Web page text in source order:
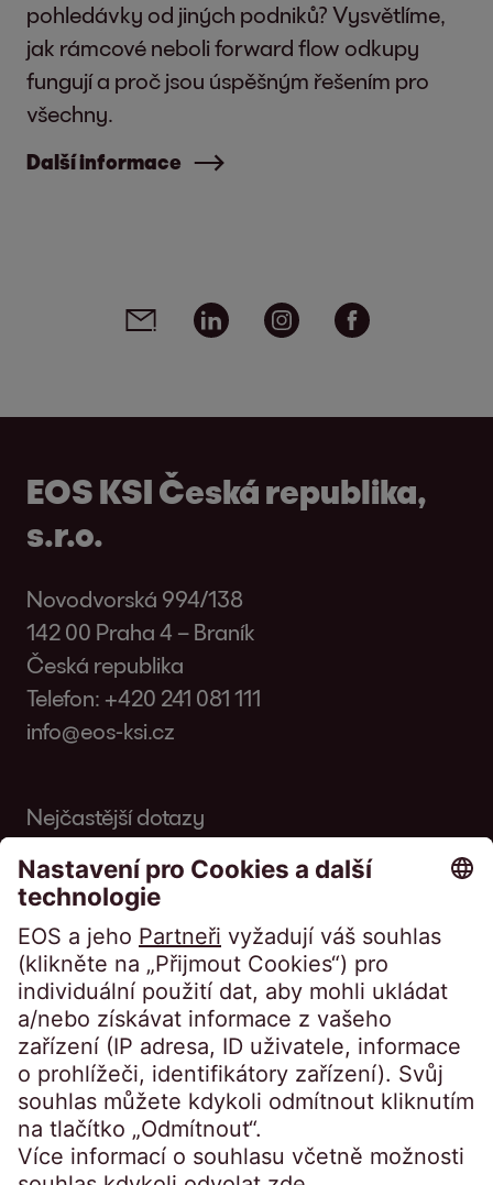
pohledávky od jiných podniků? Vysvětlíme,
jak rámcové neboli forward flow odkupy
fungují a proč jsou úspěšným řešením pro
všechny.
Další informace
Social media links - share article
Email Linkedin Instagram
EOS KSI Česká republika,
s.r.o.
Novodvorská 994/138
142 00 Praha 4 – Braník
Česká republika
Telefon: +420 241 081 111
info@eos-ksi.cz
Nejčastější dotazy
Slovník
Časopis
Přístup na portál:
Klienti přihlášení